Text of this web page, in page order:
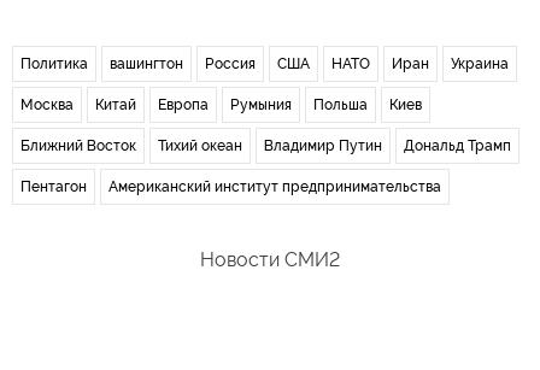
Политика вашингтон Россия США НАТО Иран Украина
Москва Китай Европа Румыния Польша Киев
Ближний Восток Тихий океан Владимир Путин Дональд Трамп
Пентагон Американский институт предпринимательства
Новости СМИ2